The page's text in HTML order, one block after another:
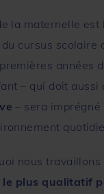
la maternelle est
cursus scolaire
années
– qui doit
– sera
nous travaillons
le plus qualitatif